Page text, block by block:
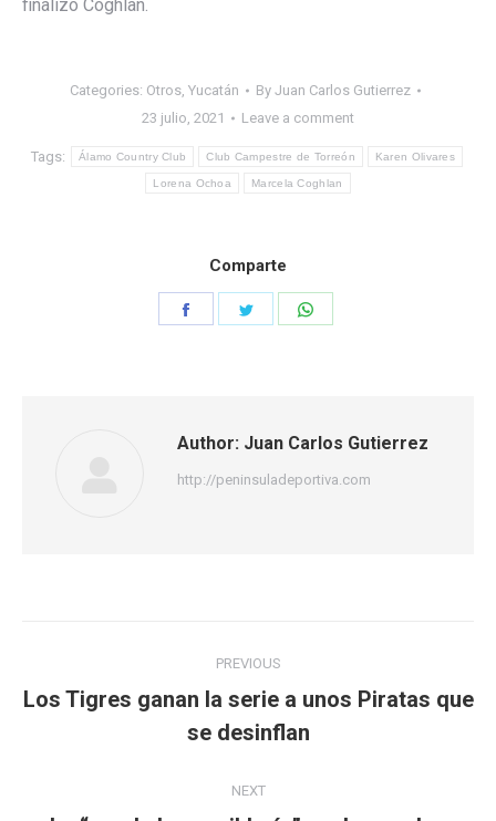
finalizó Coghlan.
Categories: Otros, Yucatán By Juan Carlos Gutierrez
23 julio, 2021
Leave a comment
Tags: Álamo Country Club Club Campestre de Torreón Karen Olivares
Lorena Ochoa Marcela Coghlan
Comparte
Share
Author: Juan Carlos Gutierrez
http://peninsuladeportiva.com
navigation
PREVIOUS
Previous
post:
Los Tigres ganan la serie a unos Piratas que
se desinflan
NEXT